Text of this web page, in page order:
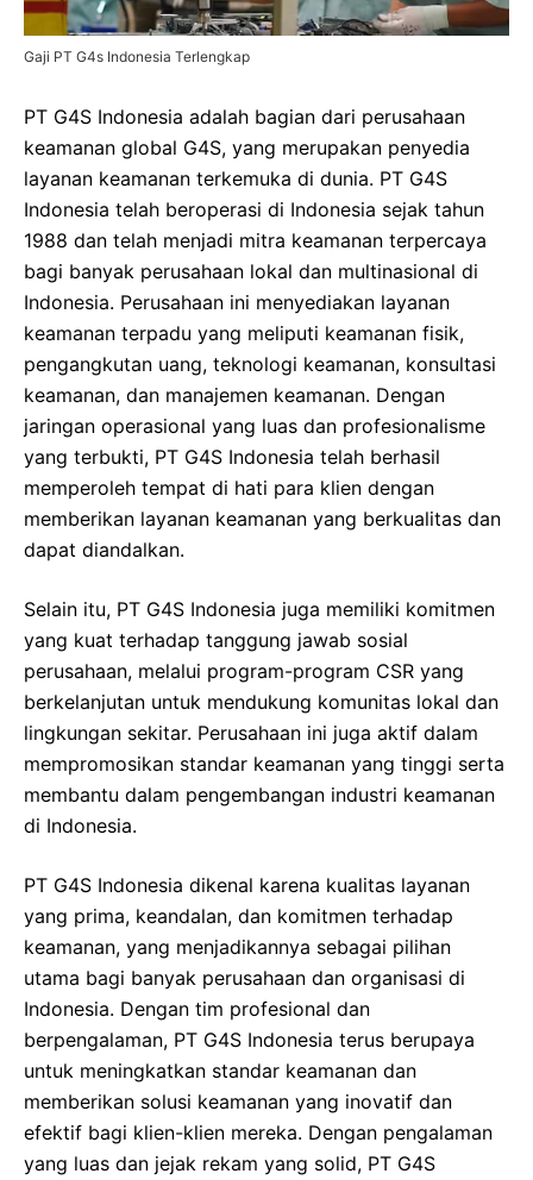
Gaji PT G4s Indonesia Terlengkap
PT G4S Indonesia adalah bagian dari perusahaan
keamanan global G4S, yang merupakan penyedia
layanan keamanan terkemuka di dunia. PT G4S
Indonesia telah beroperasi di Indonesia sejak tahun
1988 dan telah menjadi mitra keamanan terpercaya
bagi banyak perusahaan lokal dan multinasional di
Indonesia. Perusahaan ini menyediakan layanan
keamanan terpadu yang meliputi keamanan fisik,
pengangkutan uang, teknologi keamanan, konsultasi
keamanan, dan manajemen keamanan. Dengan
jaringan operasional yang luas dan profesionalisme
yang terbukti, PT G4S Indonesia telah berhasil
memperoleh tempat di hati para klien dengan
memberikan layanan keamanan yang berkualitas dan
dapat diandalkan.
Selain itu, PT G4S Indonesia juga memiliki komitmen
yang kuat terhadap tanggung jawab sosial
perusahaan, melalui program-program CSR yang
berkelanjutan untuk mendukung komunitas lokal dan
lingkungan sekitar. Perusahaan ini juga aktif dalam
mempromosikan standar keamanan yang tinggi serta
membantu dalam pengembangan industri keamanan
di Indonesia.
PT G4S Indonesia dikenal karena kualitas layanan
yang prima, keandalan, dan komitmen terhadap
keamanan, yang menjadikannya sebagai pilihan
utama bagi banyak perusahaan dan organisasi di
Indonesia. Dengan tim profesional dan
berpengalaman, PT G4S Indonesia terus berupaya
untuk meningkatkan standar keamanan dan
memberikan solusi keamanan yang inovatif dan
efektif bagi klien-klien mereka. Dengan pengalaman
yang luas dan jejak rekam yang solid, PT G4S